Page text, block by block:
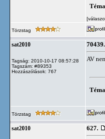
Törzstag
sat2010
Tagság: 2010-10-17 08:57:28
Tagszám: #89353
Hozzászólások: 767
70439.
AV
Törzstag
sat2010 627.